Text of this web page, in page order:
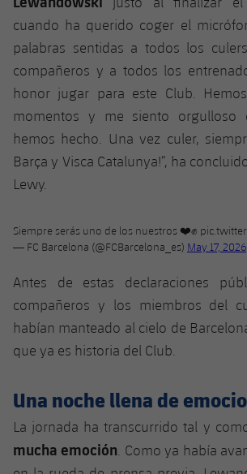
Jugadores
Fotos
Historia
Palmarés
Clasificaciones
Juvenil
Alevín
Noticias
Atletismo
plusicon
más
Actualidad
Masculino
Baloncesto en silla de ruedas
plusicon
más
Actualidad
Jugadores
Resultados
Clasificaciones
Hockey sobre hielo
plusicon
más
Actualidad
Calendario
Resultados
Clasificaciones
Hockey hierba
plusicon
más
Hockey Hierba Masculino
Hockey Hierba Femenino
Actualidad
Plantilla
Agenda
Escuela de Patinaje
plusicon
más
Actualidad
Calendario
Resultados
plusicon
más
Voleibol masculino
Voleibol femenino
plusicon
Apúntate a las amateurs
Carnet de las Secciones
PLUSICON
MÁS
cuando ha querido coger el
palabras sentidas a todos los
compañeros y a todos los
honor jugar para este Club.
momentos y me siento
hemos hecho. Una vez culer,
Barça y Visca Catalunya!”, ha
Lewy.
Siempre serás uno de los nuestros ❤️✊
— FC Barcelona (@FCBarcelona_es) May 17, 2026
Antes de estas declaraciones
compañeros y los miembros del
habían manteado al cielo de
que ya es historia del Club.
Una noche llena de
La jornada ha transcurrido tal y
mucha emoción . Como ya había